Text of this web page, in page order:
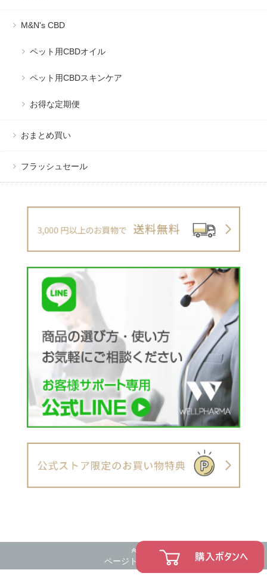
M&N's CBD
ペット用CBDオイル
ペット用CBDスキンケア
お得な定期便
おまとめ買い
フラッシュセール
ページトップへ